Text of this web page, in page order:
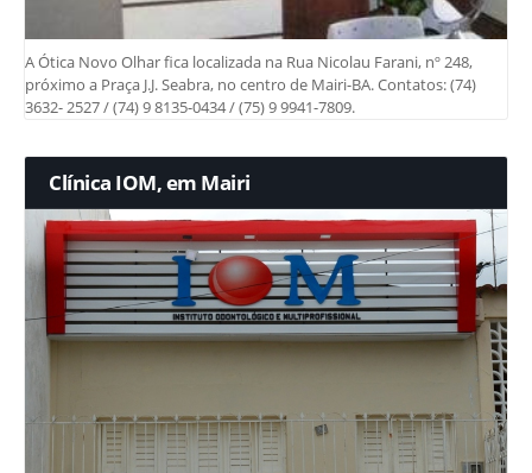
A Ótica Novo Olhar fica localizada na Rua Nicolau Farani, nº 248,
próximo a Praça J.J. Seabra, no centro de Mairi-BA. Contatos: (74)
3632- 2527 / (74) 9 8135-0434 / (75) 9 9941-7809.
Clínica IOM, em Mairi